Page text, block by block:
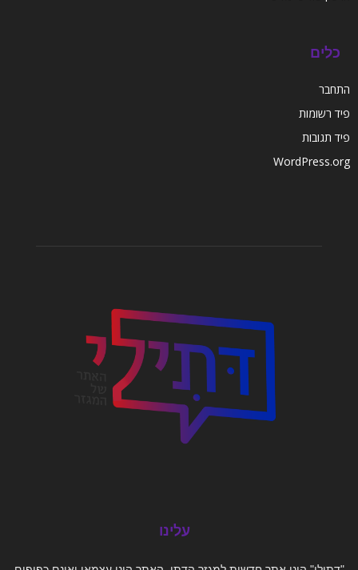
כלים
התחבר
פיד רשומות
פיד תגובות
WordPress.org
עלינו